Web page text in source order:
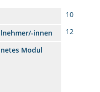
10
innen
12
Modul